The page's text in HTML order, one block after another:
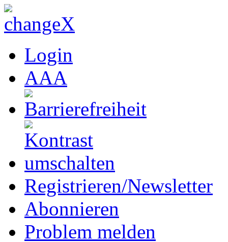
Login
AAA
Registrieren/Newsletter
Abonnieren
Problem melden